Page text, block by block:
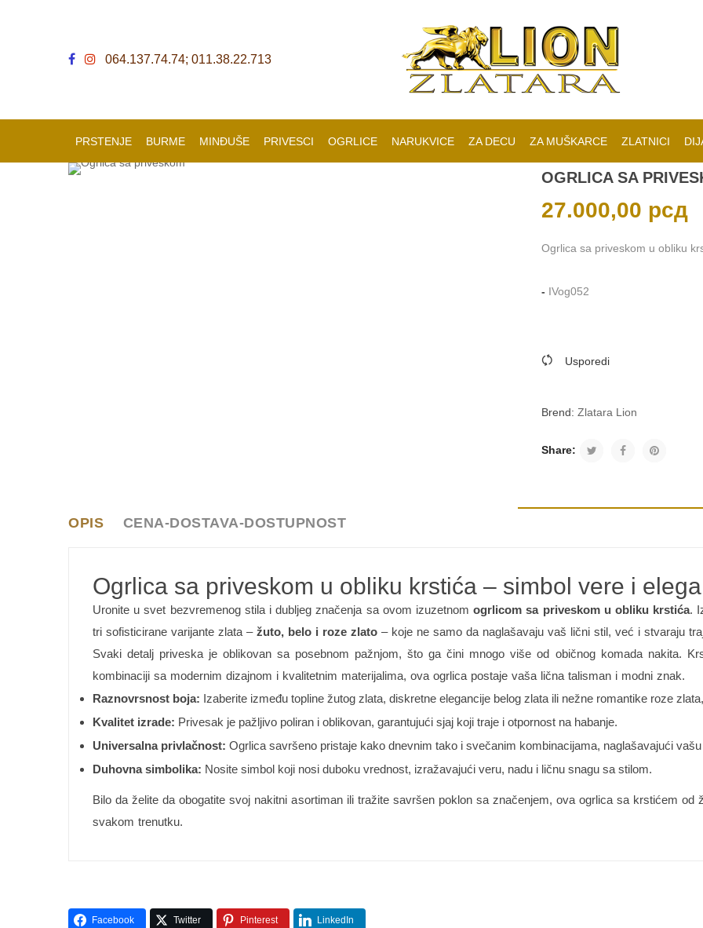
064.137.74.74; 011.38.22.713
PRSTENJE BURME MINĐUŠE PRIVESCI OGRLICE NARUKVICE ZA DECU ZA MUŠKARCE ZLATNICI
OGRLICA SA
27.000,00 рсд
Ogrlica sa priveskom u obliku
- IVog052
Usporedi
Brend:Zlatara Lion
Share:
OPIS CENA-DOSTAVA-DOSTUPNOST
Ogrlica sa priveskom u obliku krstića – simbol vere i
Uronite u svet bezvremenog stila i dubljeg značenja sa ovom izuzetnomogrlicom sa priveskom u obliku krstića.
tri sofisticirane varijante zlata – žuto, belo i roze zlato – koje ne samo da naglašavaju vaš lični stil, već i stvaraju
Svaki detalj priveska je oblikovan sa posebnom pažnjom, što ga čini mnogo više od običnog komada nakita.
kombinaciji sa modernim dizajnom i kvalitetnim materijalima, ova ogrlica postaje vaša lična talisman i modni znak.
Raznovrsnost boja: Izaberite između topline žutog zlata, diskretne elegancije belog zlata ili nežne romantike roze
Kvalitet izrade: Privesak je pažljivo poliran i oblikovan, garantujući sjaj koji traje i otpornost na habanje.
Universalna privlačnost: Ogrlica savršeno pristaje kako dnevnim tako i svečanim kombinacijama, naglašavajući
Duhovna simbolika: Nosite simbol koji nosi duboku vrednost, izražavajući veru, nadu i ličnu snagu sa stilom.
Bilo da želite da obogatite svoj nakitni asortiman ili tražite savršen poklon sa značenjem, ova ogrlica sa krstićem
svakom trenutku.
Facebook Twitter Pinterest LinkedIn